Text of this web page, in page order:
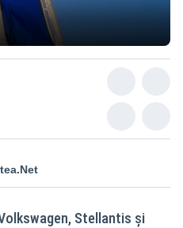
Stellantis și